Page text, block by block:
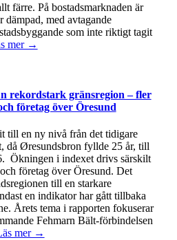
färre. På bostadsmarknaden är
dämpad, med avtagande
som inte riktigt tagit
mer →
rekordstark gränsregion – fler
företag över Öresund
till en ny nivå från det tidigare
då Øresundsbron fyllde 25 år, till
Ökningen i indexet drivs särskilt
företag över Öresund. Det
till en starkare
en indikator har gått tillbaka
Årets tema i rapporten fokuserar
Fehmarn Bält-förbindelsen
mer →